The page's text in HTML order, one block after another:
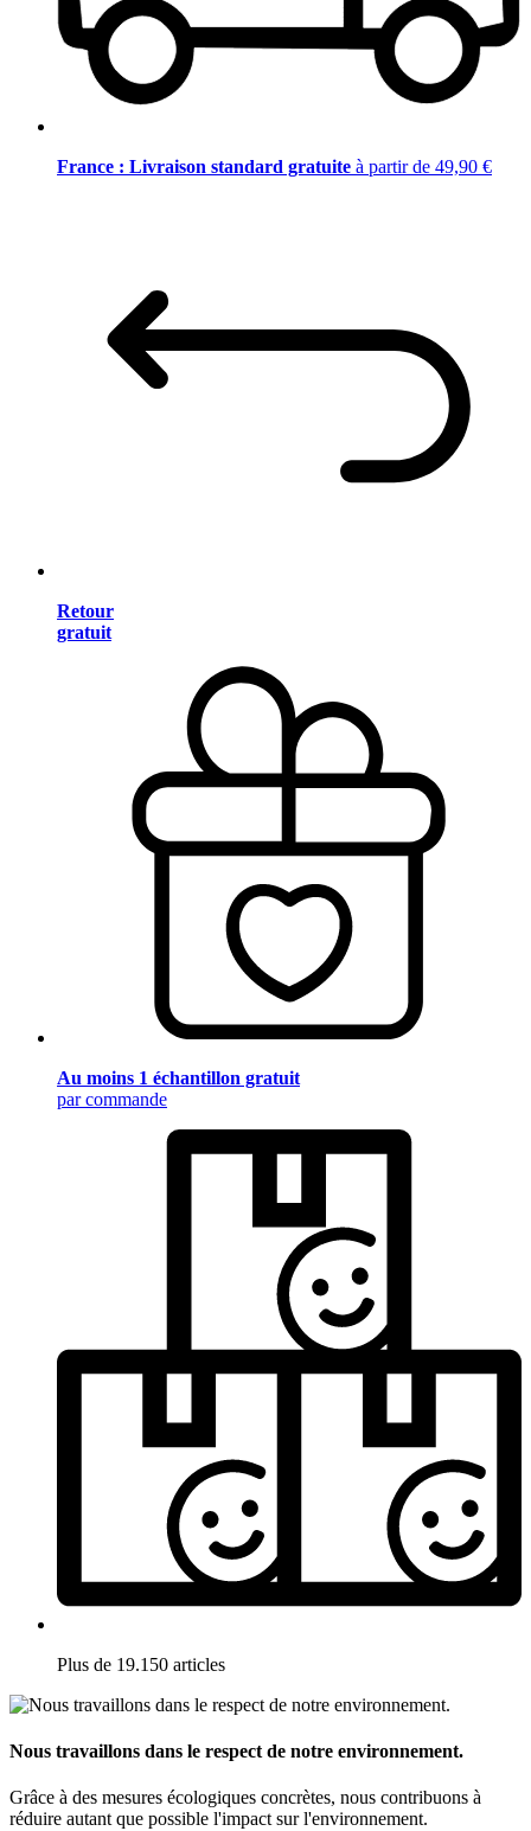
France : Livraison standard gratuite à partir de 49,90 €
Retour
gratuit
Au moins 1 échantillon gratuit
par commande
Plus de 19.150 articles
Nous travaillons dans le respect de notre environnement.
Grâce à des mesures écologiques concrètes, nous contribuons à
réduire autant que possible l'impact sur l'environnement.